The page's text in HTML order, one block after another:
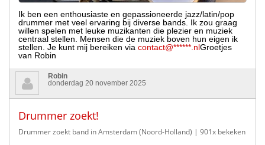
Ik ben een enthousiaste en gepassioneerde jazz/latin/pop
drummer met veel ervaring bij diverse bands. Ik zou graag
willen spelen met leuke muzikanten die plezier en muziek
centraal stellen. Mensen die de muziek boven hun eigen ik
stellen. Je kunt mij bereiken via contact@******.nlGroetjes
van Robin
Robin
donderdag 20 november 2025
Drummer zoekt!
Drummer zoekt band in Amsterdam (Noord-Holland) | 901x bekeken